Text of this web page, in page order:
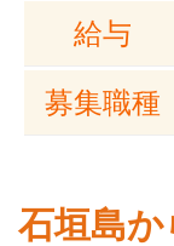
給与
募集職種
石垣島